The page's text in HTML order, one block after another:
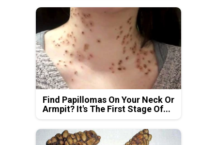
Find Papillomas On Your Neck Or
Armpit? It's The First Stage Of...